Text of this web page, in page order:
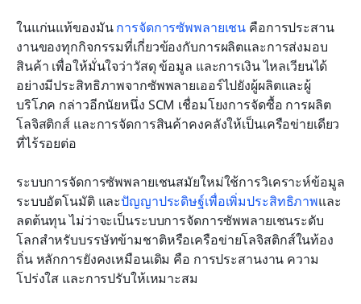
ในแก่นแท้ของมัน การจัดการซัพพลายเชน คือการประสาน
งานของทุกกิจกรรมที่เกี่ยวข้องกับการผลิตและการส่งมอบ
สินค้า เพื่อให้มั่นใจว่าวัสดุ ข้อมูล และการเงิน ไหลเวียนได้
อย่างมีประสิทธิภาพจากซัพพลายเออร์ไปยังผู้ผลิตและผู้
บริโภค กล่าวอีกนัยหนึ่ง SCM เชื่อมโยงการจัดซื้อ การผลิต
โลจิสติกส์ และการจัดการสินค้าคงคลังให้เป็นเครือข่ายเดียว
ที่ไร้รอยต่อ
ระบบการจัดการซัพพลายเชนสมัยใหม่ใช้การวิเคราะห์ข้อมูล
ระบบอัตโนมัติ และปัญญาประดิษฐ์เพื่อเพิ่มประสิทธิภาพและ
ลดต้นทุน ไม่ว่าจะเป็นระบบการจัดการซัพพลายเชนระดับ
โลกสำหรับบรรษัทข้ามชาติหรือเครือข่ายโลจิสติกส์ในท้อง
ถิ่น หลักการยังคงเหมือนเดิม คือ การประสานงาน ความ
โปร่งใส และการปรับให้เหมาะสม